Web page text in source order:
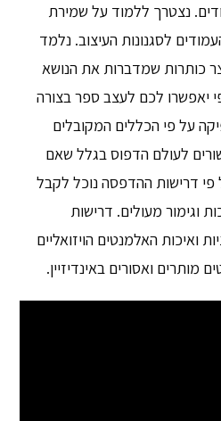
נצטרך ללמוד על שמירת
לסגנונות העיצוב. נלמד
כותרות שמדברות את הנושא
יאפשרו לכם לעצב ספר בצורה
על פי הכללים המקובלים
לעולם הדפוס בגלל שאם
פי דרישות ההדפסה נוכל לקבל
וגימור מעולים. דרישות
ואיכות האלמנטים הויזואליים
מותרים ואסורים באינדיזיין.